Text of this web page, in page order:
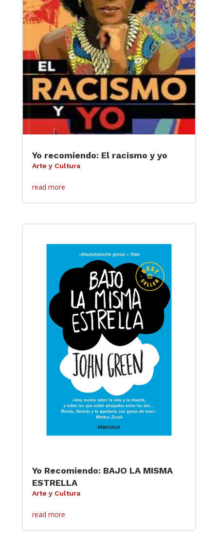
Yo recomiendo: El racismo y yo
Arte y Cultura
read more
Yo Recomiendo: BAJO LA MISMA
ESTRELLA
Arte y Cultura
read more